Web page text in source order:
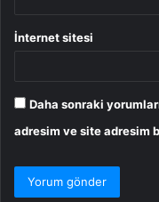
İnternet sitesi
Daha sonraki
adresim ve site adresim